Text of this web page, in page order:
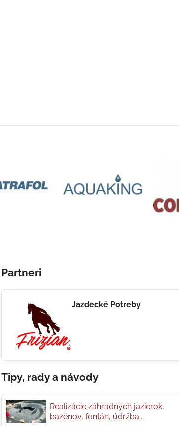
Partneri
Jazdecké Potreby
Tipy, rady a návody
Realizácie záhradných jazierok,
bazénov, fontán, údržba...